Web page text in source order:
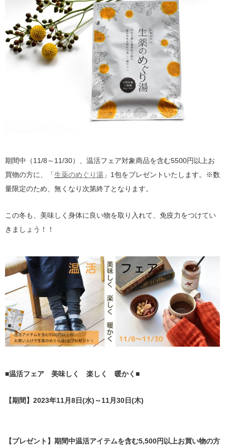
期間中（11/8～11/30）、温活フェア対象商品を含む5500円以上お
買物の方に、「生薬のめぐり湯 」1包をプレゼントいたします。※数
量限定のため、無くなり次第終了となります。
この冬も、美味しく身体に良い物を取り入れて、免疫力をつけてい
きましょう！！
■温活フェア 美味しく 楽しく 暖かく■
【期間】2023年11月8日(水)～11月30日(木)
【プレゼント】期間中温活アイテムを含む5,500円以上お買い物の方